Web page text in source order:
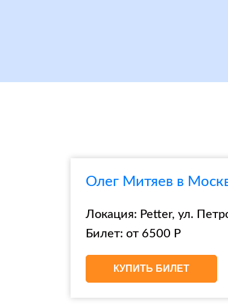
Олег Митяев в
Локация: Petter, ул.
Билет: от 6500 Р
КУПИТЬ БИЛЕТ